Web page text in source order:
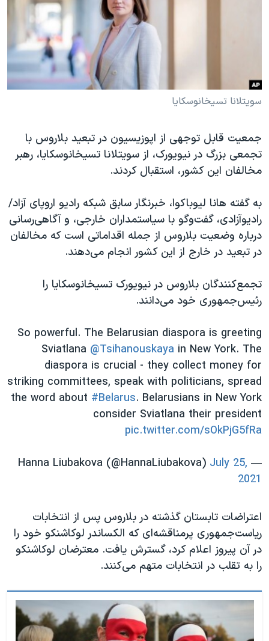
اسرائیل در جنگ
آرشیو پخش زنده
انتخابات ریاست جمهوری آمریکا ۲۰۲۴
حمله جمهوری اسلامی به اسرائیل
ورزش زنان در ایران
مجموعه مستندهای دادخواهی
تریبونال مردمی آبان ۹۸
چهل سال گروگان‌گیری
قانون شفافیت دارائی کادر رهبری ایران
اعتراضات مردمی آبان ۹۸
نرگس محمدی برنده جایزه نوبل صلح
صفحه‌های ویژه
سفر پرزیدنت ترامپ به چین
زبانهای مختلف
سویتلانا تسیخانوسکایا
جمعیت قابل توجهی از اپوزیسیون در تبعید بلاروس با
تجمعی بزرگ در نیویورک، از سویتلانا تسیخانوسکایا، رهبر
مخالفان این کشور، استقبال کردند.
به گفته هانا لیوباکوا، خبرنگار سابق شبکه رادیو اروپای آزاد/
رادیوآزادی، گفت‌وگو با سیاستمداران خارجی، و آگاهی‌رسانی
درباره وضعیت بلاروس از جمله اقداماتی است که مخالفان
در تبعید در خارج از این کشور انجام می‌دهند.
تجمع‌کنندگان بلاروس در نیویورک تسیخانوسکایا را
رئیس‌جمهوری خود می‌دانند.
So powerful. The Belarusian diaspora is greeting
Sviatlana @Tsihanouskaya in New York. The
diaspora is crucial - they collect money for
striking committees, speak with politicians, spread
the word about #Belarus. Belarusians in New York
consider Sviatlana their president
pic.twitter.com/sOkPjG5fRa
— Hanna Liubakova (@HannaLiubakova)
July 25,
2021
اعتراضات تابستان گذشته در بلاروس پس از انتخابات
ریاست‌جمهوری پرمناقشه‌ای که الکساندر لوکاشنکو خود را
در آن پیروز اعلام کرد، گسترش یافت. معترضان لوکاشنکو
را به تقلب در انتخابات متهم می‌کنند.